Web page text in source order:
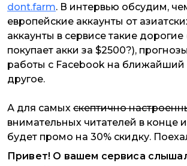
dont.farm. В интервью обсудим,
европейские аккаунты от
аккаунты в сервисе такие дорогие
покупает акки за $2500?),
работы с Facebook на ближайший
другое.
А для самых скептично
внимательных читателей в конце
будет промо на 30% скидку.
Привет! О вашем сервиса